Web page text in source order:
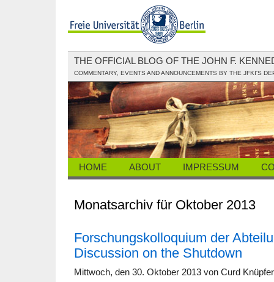
THE OFFICIAL BLOG OF THE JOHN F.
COMMENTARY, EVENTS AND ANNOUNCEMENTS BY THE JFKI'S
HOME ABOUT IMPRESSUM
Monatsarchiv für Oktober 2013
Forschungskolloquium der
Discussion on the Shutdown
Mittwoch, den 30. Oktober 2013 von Curd Knüpfer